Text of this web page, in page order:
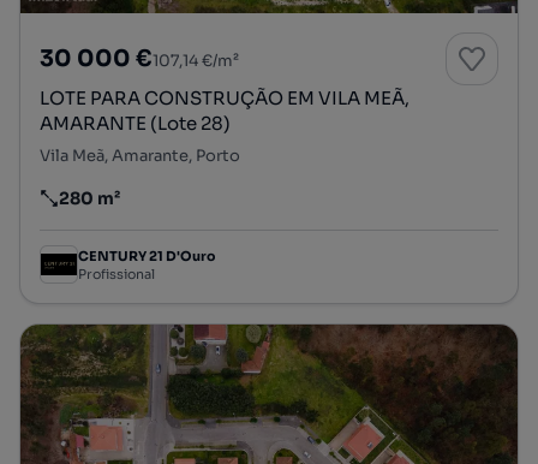
30 000 €107,14 €/m²
LOTE PARA CONSTRUÇÃO EM VILA MEÃ,
AMARANTE (Lote 28)
Vila Meã, Amarante, Porto
Preço por metro quadrado
280 m²
CENTURY 21 D'Ouro
Profissional